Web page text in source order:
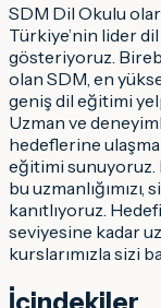
SDM Dil Okulu
Türkiye’nin lider
gösteriyoruz.
olan SDM, en
geniş dil eğitimi
Uzman ve
hedeflerine
eğitimi sunuyoruz.
bu
kanıtlıyoruz.
seviyesine kadar
kurslarımızla sizi